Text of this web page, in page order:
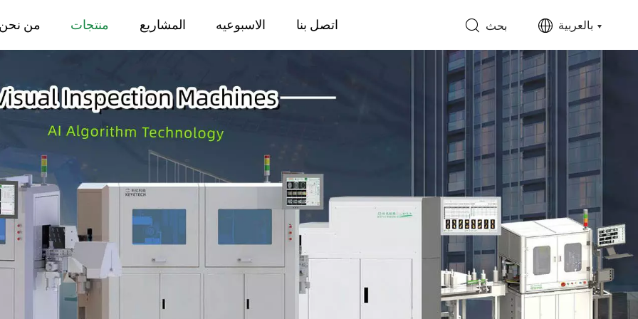
من منتجات المشاريع الاسبوعيه اتصل بنا بحث بالعربية